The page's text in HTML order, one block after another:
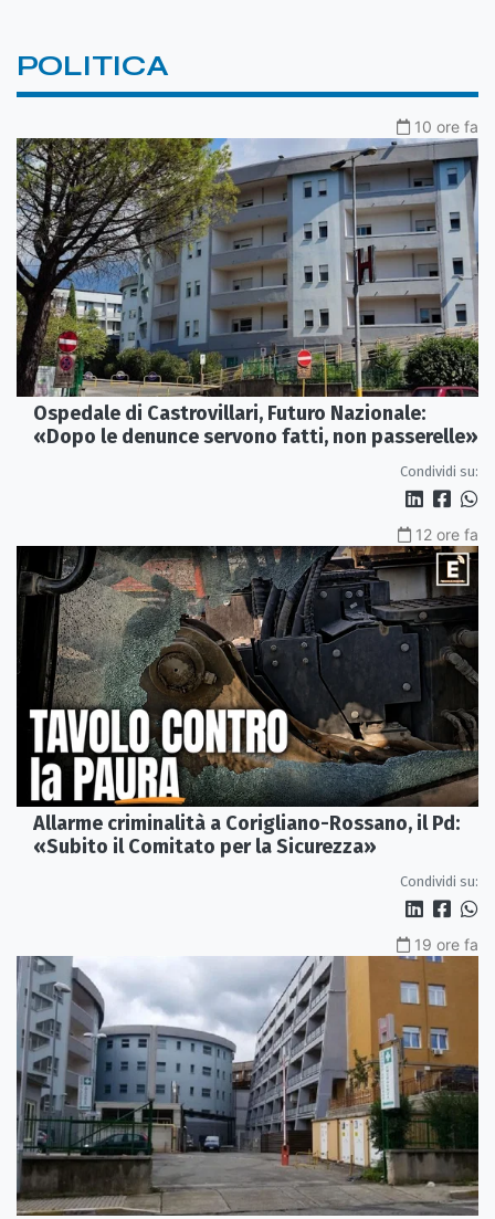
POLITICA
10 ore fa
Ospedale di Castrovillari, Futuro Nazionale:
«Dopo le denunce servono fatti, non passerelle»
Condividi su:
12 ore fa
Allarme criminalità a Corigliano-Rossano, il Pd:
«Subito il Comitato per la Sicurezza»
Condividi su:
19 ore fa